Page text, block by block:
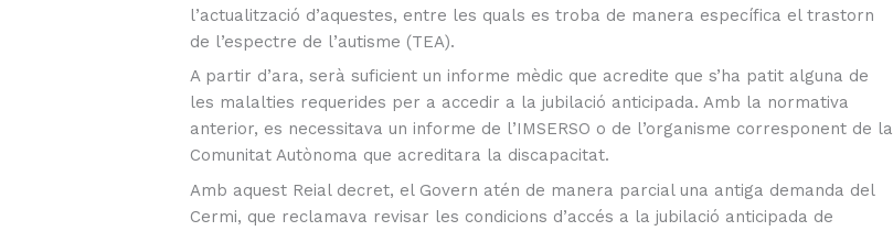
l’actualització d’aquestes, entre les quals es troba de manera específica el trastorn
de l’espectre de l’autisme (TEA).
A partir d’ara, serà suficient un informe mèdic que acredite que s’ha patit alguna de
les malalties requerides per a accedir a la jubilació anticipada. Amb la normativa
anterior, es necessitava un informe de l’IMSERSO o de l’organisme corresponent de la
Comunitat Autònoma que acreditara la discapacitat.
Amb aquest Reial decret, el Govern atén de manera parcial una antiga demanda del
Cermi, que reclamava revisar les condicions d’accés a la jubilació anticipada de